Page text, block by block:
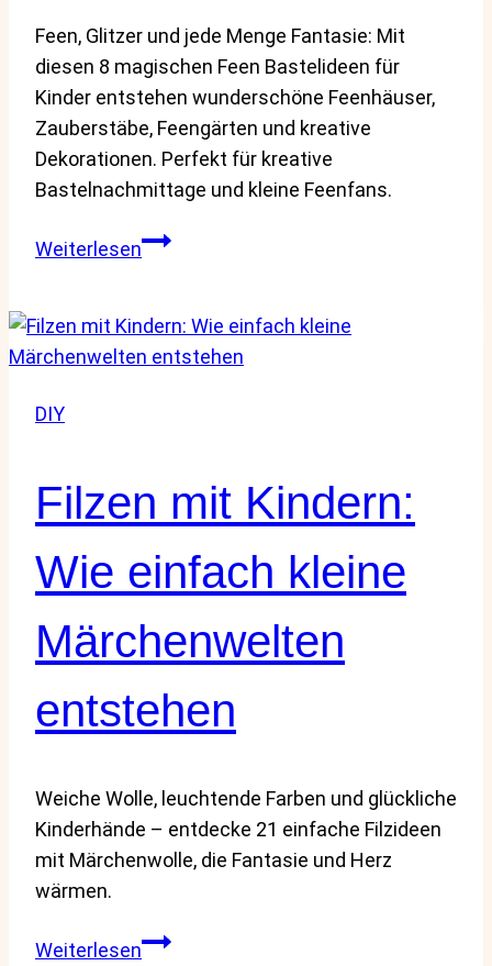
Feen, Glitzer und jede Menge Fantasie: Mit
diesen 8 magischen Feen Bastelideen für
Kinder entstehen wunderschöne Feenhäuser,
Zauberstäbe, Feengärten und kreative
Dekorationen. Perfekt für kreative
Bastelnachmittage und kleine Feenfans.
Weiterlesen8
Bastelideen
für
DIY
Filzen mit Kindern:
Wie einfach kleine
Märchenwelten
entstehen
Weiche Wolle, leuchtende Farben und glückliche
Kinderhände – entdecke 21 einfache Filzideen
mit Märchenwolle, die Fantasie und Herz
wärmen.
WeiterlesenFilzen